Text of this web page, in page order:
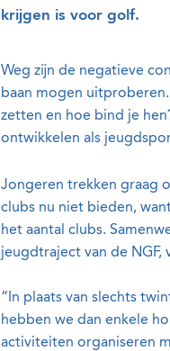
krijgen is voor golf.
Weg zijn de negatieve
baan mogen
zetten en hoe bind je
ontwikkelen als
Jongeren trekken graag
clubs nu niet bieden,
het aantal clubs.
jeugdtraject van de NGF,
“In plaats van slechts
hebben we dan enkele
activiteiten organiseren